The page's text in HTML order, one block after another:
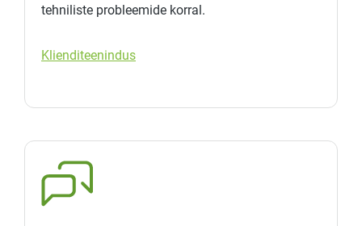
tehniliste probleemide korral.
Klienditeenindus